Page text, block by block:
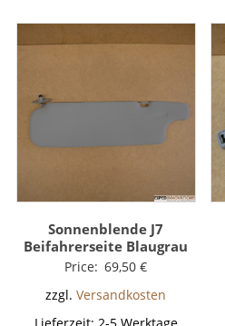
Sonnenblende J7
Beifahrerseite Blaugrau
Price: 69,50€
zzgl.Versandkosten